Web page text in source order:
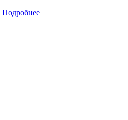
Подробнее